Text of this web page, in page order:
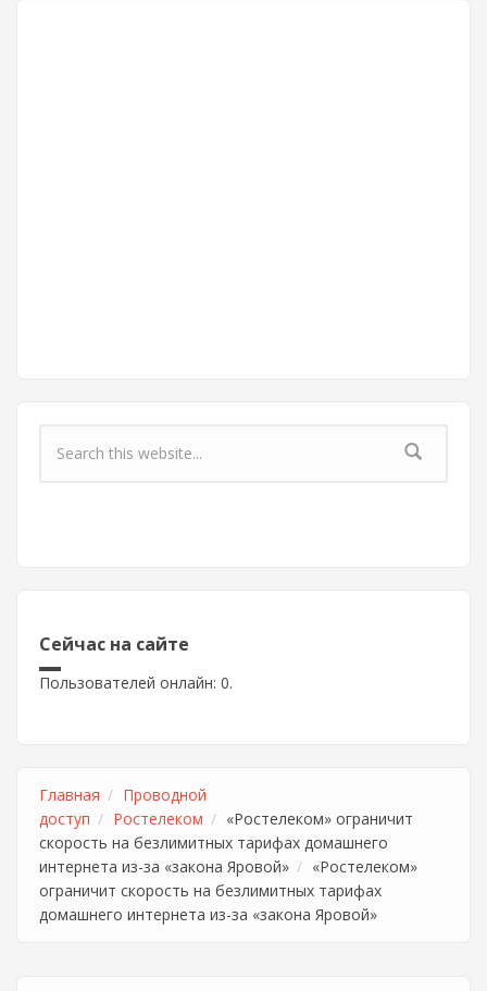
Форма поиска
Сейчас на сайте
Пользователей онлайн: 0.
Главная
Проводной
доступ
Ростелеком
«Ростелеком» ограничит
скорость на безлимитных тарифах домашнего
интернета из-за «закона Яровой»
«Ростелеком»
ограничит скорость на безлимитных тарифах
домашнего интернета из-за «закона Яровой»